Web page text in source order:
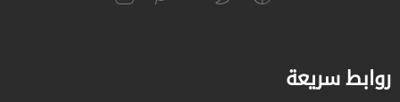
روابط سريعة